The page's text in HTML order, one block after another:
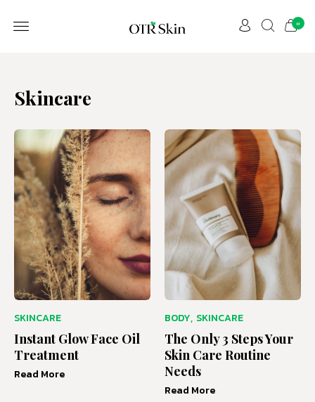
0
Skincare
SKINCARE
Instant Glow Face Oil
Treatment
Read More
BODY, SKINCARE
The Only 3 Steps Your
Skin Care Routine
Needs
Read More